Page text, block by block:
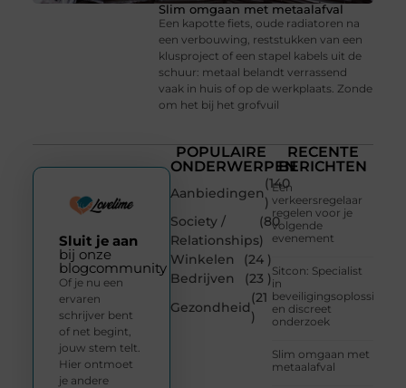
Slim omgaan met metaalafval
Een kapotte fiets, oude radiatoren na
een verbouwing, reststukken van een
klusproject of een stapel kabels uit de
schuur: metaal belandt verrassend
vaak in huis of op de werkplaats. Zonde
om het bij het grofvuil
POPULAIRE
ONDERWERPEN
Aanbiedingen
(140
)
Society /
Relationships
(80
)
Winkelen
(24 )
Bedrijven
(23 )
Gezondheid
(21
)
RECENTE
BERICHTEN
Een
verkeersregelaar
regelen voor je
volgende
evenement
Sitcon: Specialist
in
beveiligingsoplossingen
en discreet
onderzoek
Slim omgaan met
metaalafval
Sluit je aan
bij onze
blogcommunity
Of je nu een
ervaren
schrijver bent
of net begint,
jouw stem telt.
Hier ontmoet
je andere